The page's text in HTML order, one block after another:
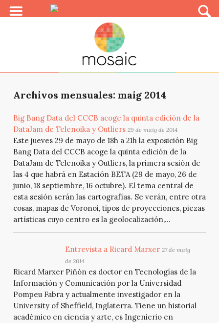
Archivos mensuales: maig 2014
Big Bang Data del CCCB acoge la quinta edición de la
DataJam de Telenoika y Outliers 29 de maig de 2014
Este jueves 29 de mayo de 18h a 21h la exposición Big
Bang Data del CCCB acoge la quinta edición de la
DataJam de Telenoika y Outliers, la primera sesión de
las 4 que habrá en Estación BETA (29 de mayo, 26 de
junio, 18 septiembre, 16 octubre). El tema central de
esta sesión serán las cartografías. Se verán, entre otra
cosas, mapas de Voronoi, tipos de proyecciones, piezas
artísticas cuyo centro es la geolocalización,...
Entrevista a Ricard Marxer 27 de maig
de 2014
Ricard Marxer Piñón es doctor en Tecnologías de la
Información y Comunicación por la Universidad
Pompeu Fabra y actualmente investigador en la
University of Sheffield, Inglaterra. Tiene un historial
académico en ciencia y arte, es Ingenierio en